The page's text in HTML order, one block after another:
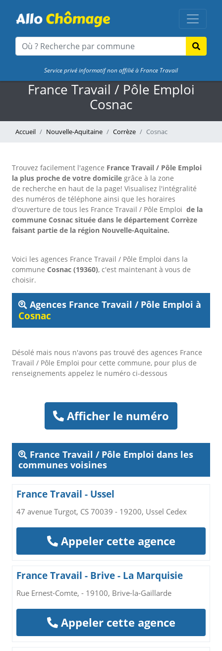
Service privé informatif non affilié à France Travail
France Travail / Pôle Emploi
Cosnac
Accueil Nouvelle-Aquitaine Corrèze Cosnac
Trouvez facilement l'agence France Travail / Pôle Emploi
la plus proche de votre domicile grâce à la zone
de recherche en haut de la page! Visualisez l'intégralité
des numéros de téléphone ainsi que les horaires
d'ouverture de tous les France Travail / Pôle Emploi de la
commune Cosnac située dans le département Corrèze
faisant partie de la région Nouvelle-Aquitaine.
Voici les agences France Travail / Pôle Emploi dans la
commune Cosnac (19360), c'est maintenant à vous de
choisir.
Agences France Travail / Pôle Emploi à
Cosnac
Désolé mais nous n'avons pas trouvé des agences France
Travail / Pôle Emploi pour cette commune, pour plus de
renseignements appelez le numéro ci-dessous
Afficher le numéro
France Travail / Pôle Emploi dans les
communes voisines
France Travail - Ussel
47 avenue Turgot, CS 70039 - 19200, Ussel Cedex
Appeler cette agence
France Travail - Brive - La Marquisie
Rue Ernest-Comte, - 19100, Brive-la-Gaillarde
Appeler cette agence